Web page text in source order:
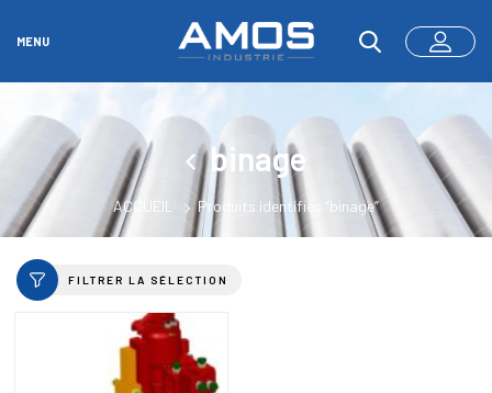
MENU
binage
ACCUEIL Produits identifiés “binage”
FILTRER LA SÉLECTION